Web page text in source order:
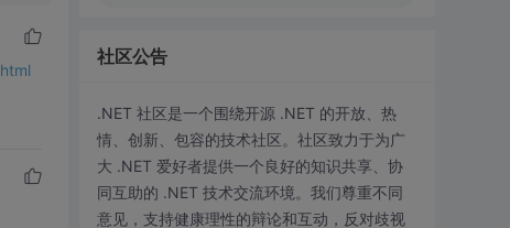
社区公告
.NET 社区是一个围绕开源 .NET 的开放、热
情、创新、包容的技术社区。社区致力于为广
大 .NET 爱好者提供一个良好的知识共享、协
同互助的 .NET 技术交流环境。我们尊重不同
意见，支持健康理性的辩论和互动，反对歧视